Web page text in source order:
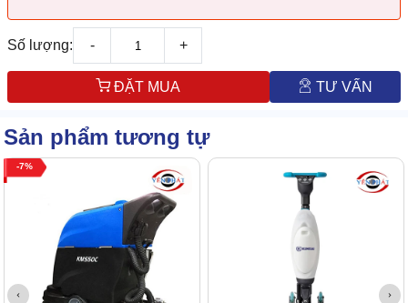
Số lượng: - +
ĐẶT MUA TƯ VẤN
Sản phẩm tương tự
7